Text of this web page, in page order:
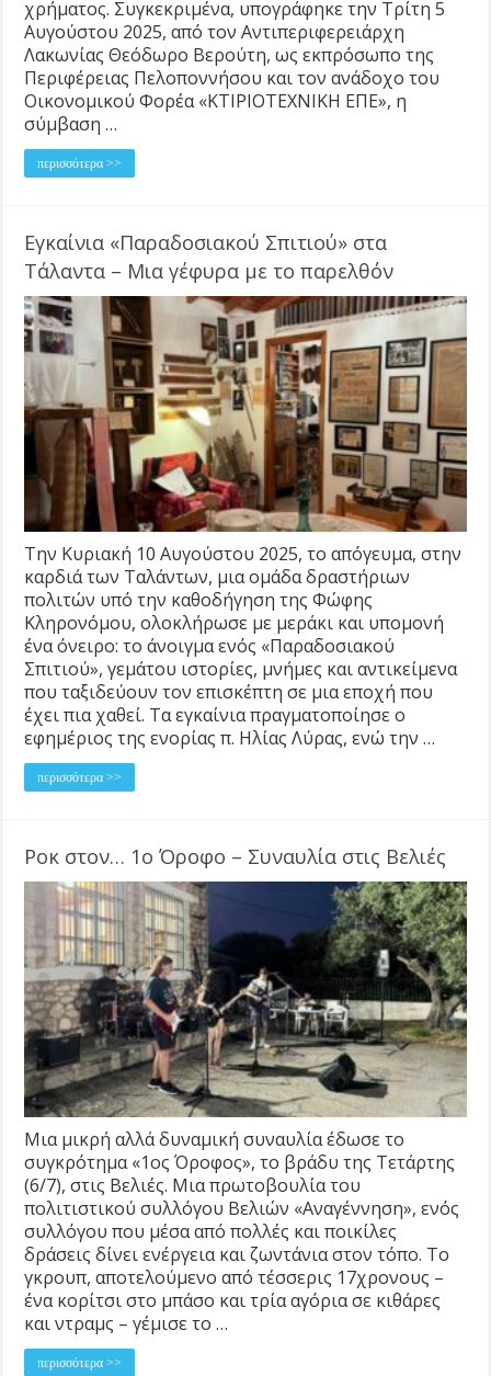
χρήματος. Συγκεκριμένα, υπογράφηκε την Τρίτη 5
Αυγούστου 2025, από τον Αντιπεριφερειάρχη
Λακωνίας Θεόδωρο Βερούτη, ως εκπρόσωπο της
Περιφέρειας Πελοποννήσου και τον ανάδοχο του
Οικονομικού Φορέα «ΚΤΙΡΙΟΤΕΧΝΙΚΗ ΕΠΕ», η
σύμβαση …
περισσότερα >>
Εγκαίνια «Παραδοσιακού Σπιτιού» στα
Τάλαντα – Μια γέφυρα με το παρελθόν
Την Κυριακή 10 Αυγούστου 2025, το απόγευμα, στην
καρδιά των Ταλάντων, μια ομάδα δραστήριων
πολιτών υπό την καθοδήγηση της Φώφης
Κληρονόμου, ολοκλήρωσε με μεράκι και υπομονή
ένα όνειρο: το άνοιγμα ενός «Παραδοσιακού
Σπιτιού», γεμάτου ιστορίες, μνήμες και αντικείμενα
που ταξιδεύουν τον επισκέπτη σε μια εποχή που
έχει πια χαθεί. Τα εγκαίνια πραγματοποίησε ο
εφημέριος της ενορίας π. Ηλίας Λύρας, ενώ την …
περισσότερα >>
Ροκ στον… 1ο Όροφο – Συναυλία στις Βελιές
Μια μικρή αλλά δυναμική συναυλία έδωσε το
συγκρότημα «1ος Όροφος», το βράδυ της Τετάρτης
(6/7), στις Βελιές. Μια πρωτοβουλία του
πολιτιστικού συλλόγου Βελιών «Αναγέννηση», ενός
συλλόγου που μέσα από πολλές και ποικίλες
δράσεις δίνει ενέργεια και ζωντάνια στον τόπο. Το
γκρουπ, αποτελούμενο από τέσσερις 17χρονους –
ένα κορίτσι στο μπάσο και τρία αγόρια σε κιθάρες
και ντραμς – γέμισε το …
περισσότερα >>